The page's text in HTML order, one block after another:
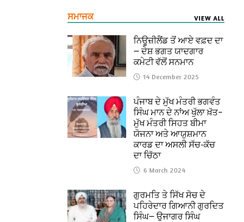
ਸਮਾਜਕ VIEW ALL
ਨਿਊਜ਼ੀਲੈਂਡ ਤੋਂ ਆਏ ਵਫ਼ਦ ਦਾ
— ਦੇਸ਼ ਭਗਤ ਯਾਦਗਾਰ
ਕਮੇਟੀ ਵੱਲੋਂ ਸਨਮਾਨ
14 December 2025
ਪੰਜਾਬ ਦੇ ਮੁੱਖ ਮੰਤਰੀ ਭਗਵੰਤ
ਸਿੰਘ ਮਾਨ ਦੇ ਨਾਂਅ ਖੁੱਲਾ ਖ਼ੱਤ–
ਮੁੱਖ ਮੰਤਰੀ ਸਿਹਤ ਬੀਮਾ
ਯੋਜਨਾ ਅਤੇ ਆਯੁਸ਼ਮਾਨ
ਕਾਰਡ ਦਾ ਅਸਲੀ ਸੱਚ-ਕੱਚ
ਦਾ ਚਿੱਠਾ
6 March 2024
ਗੁਰਮਤਿ ਤੇ ਸਿੱਖ ਸੋਚ ਦੇ
ਪਹਿਰੇਦਾਰ ਗਿਆਨੀ ਗੁਰਦਿਤ
ਸਿੰਘ— ਉਜਾਗਰ ਸਿੰਘ